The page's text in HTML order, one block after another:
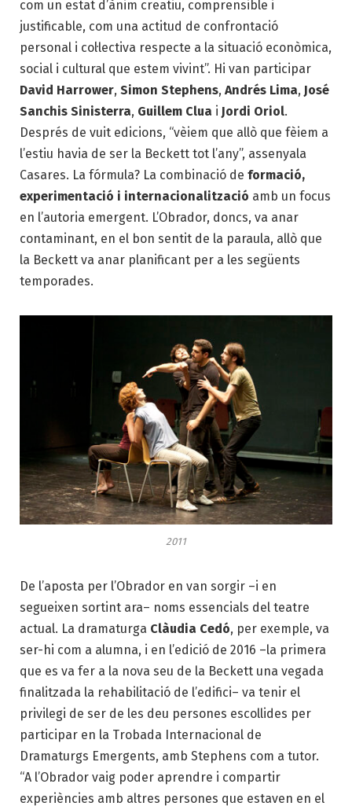
com un estat d’ànim creatiu, comprensible i
justificable, com una actitud de confrontació
personal i col·lectiva respecte a la situació econòmica,
social i cultural que estem vivint”. Hi van participar
David Harrower, Simon Stephens, Andrés Lima, José
Sanchis Sinisterra, Guillem Clua i Jordi Oriol.
Després de vuit edicions, “vèiem que allò que fèiem a
l’estiu havia de ser la Beckett tot l’any”, assenyala
Casares. La fórmula? La combinació de formació,
experimentació i internacionalització amb un focus
en l’autoria emergent. L’Obrador, doncs, va anar
contaminant, en el bon sentit de la paraula, allò que
la Beckett va anar planificant per a les següents
temporades.
2011
De l’aposta per l’Obrador en van sorgir –i en
segueixen sortint ara– noms essencials del teatre
actual. La dramaturga Clàudia Cedó, per exemple, va
ser-hi com a alumna, i en l’edició de 2016 –la primera
que es va fer a la nova seu de la Beckett una vegada
finalitzada la rehabilitació de l’edifici– va tenir el
privilegi de ser de les deu persones escollides per
participar en la Trobada Internacional de
Dramaturgs Emergents, amb Stephens com a tutor.
“A l’Obrador vaig poder aprendre i compartir
experiències amb altres persones que estaven en el